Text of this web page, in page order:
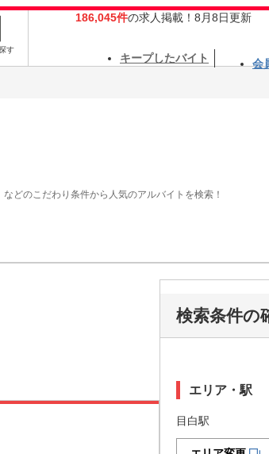
す
186,045件の求人掲載！8月8日更新
キープしたバイト 会
どのこだわり条件から人気のアルバイトを検索！
検索条件の
エリア・駅
目白駅